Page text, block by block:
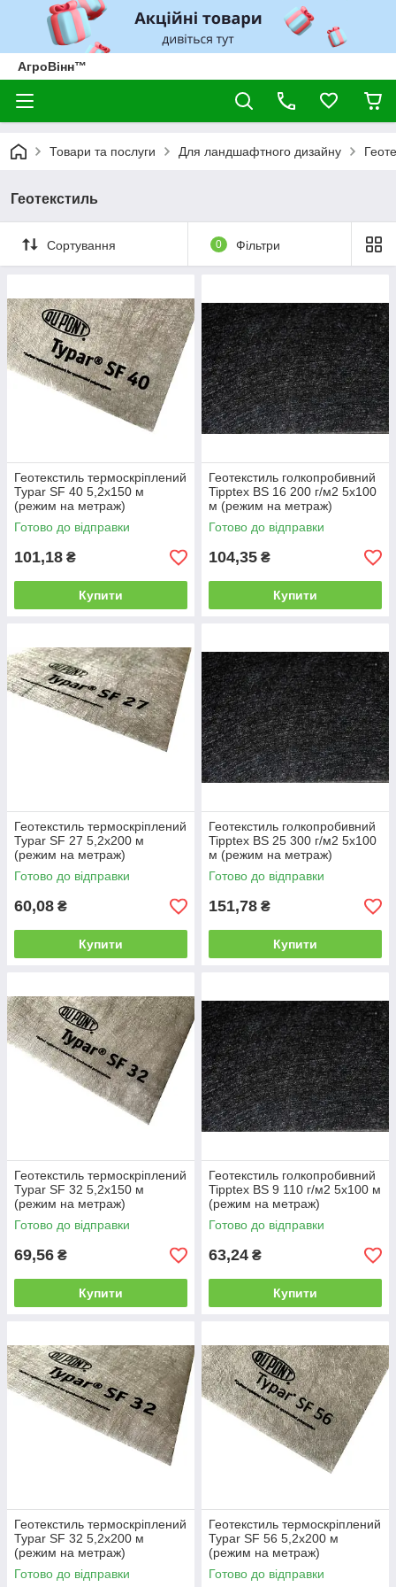
АгроВінн™
Товари та послуги Для ландшафтного дизайну
Геотекстиль
Сортування 0 Фільтри
Геотекстиль термоскріплений
Typar SF 40 5,2х150 м
(режим на метраж)
Готово до відправки
101,18 ₴
Купити
Геотекстиль голкопробивний
Tipptex BS 16 200 г/м2 5х100
м (режим на метраж)
Готово до відправки
104,35 ₴
Купити
Геотекстиль термоскріплений
Typar SF 27 5,2х200 м
(режим на метраж)
Готово до відправки
60,08 ₴
Купити
Геотекстиль голкопробивний
Tipptex BS 25 300 г/м2 5х100
м (режим на метраж)
Готово до відправки
151,78 ₴
Купити
Геотекстиль термоскріплений
Typar SF 32 5,2х150 м
(режим на метраж)
Готово до відправки
69,56 ₴
Купити
Геотекстиль голкопробивний
Tipptex BS 9 110 г/м2 5х100 м
(режим на метраж)
Готово до відправки
63,24 ₴
Купити
Геотекстиль термоскріплений
Typar SF 32 5,2х200 м
(режим на метраж)
Готово до відправки
Геотекстиль термоскріплений
Typar SF 56 5,2х200 м
(режим на метраж)
Готово до відправки